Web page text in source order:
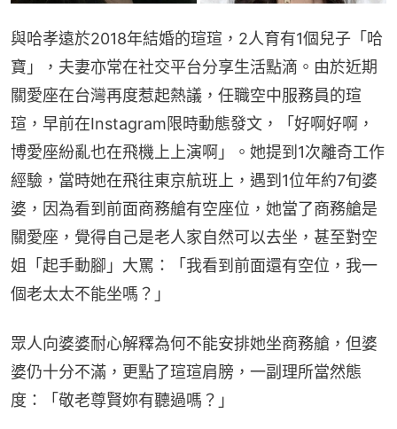
與哈孝遠於2018年結婚的瑄瑄，2人育有1個兒子「哈
寶」，夫妻亦常在社交平台分享生活點滴。由於近期
關愛座在台灣再度惹起熱議，任職空中服務員的瑄
瑄，早前在Instagram限時動態發文，「好啊好啊，
博愛座紛亂也在飛機上上演啊」。她提到1次離奇工作
經驗，當時她在飛往東京航班上，遇到1位年約7旬婆
婆，因為看到前面商務艙有空座位，她當了商務艙是
關愛座，覺得自己是老人家自然可以去坐，甚至對空
姐「起手動腳」大罵：「我看到前面還有空位，我一
個老太太不能坐嗎？」
眾人向婆婆耐心解釋為何不能安排她坐商務艙，但婆
婆仍十分不滿，更點了瑄瑄肩膀，一副理所當然態
度：「敬老尊賢妳有聽過嗎？」